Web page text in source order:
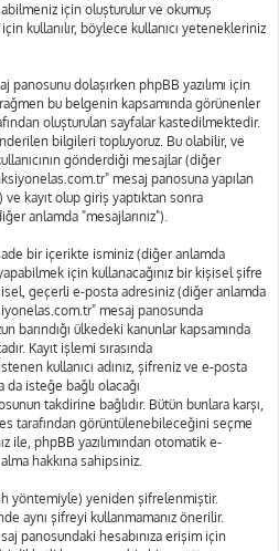
için oluşturulur ve okumuş
kullanılır, böylece kullanıcı yetenekleriniz
panosunu dolaşırken phpBB yazılımı için
bu belgenin kapsamında görünenler
oluşturulan sayfalar kastedilmektedir.
bilgileri topluyoruz. Bu olabilir, ve
gönderdiği mesajlar (diğer
mesaj panosuna yapılan
ve kayıt olup giriş yaptıktan sonra
anlamda "mesajlarınız").
sade bir içerikte isminiz (diğer anlamda
yapabilmek için kullanacağınız bir kişisel şifre
geçerli e-posta adresiniz (diğer anlamda
mesaj panosunda
barındığı ülkedeki kanunlar kapsamında
Kayıt işlemi sırasında
kullanıcı adınız, şifreniz ve e-posta
isteğe bağlı olacağı
takdirine bağlıdır. Bütün bunlara karşı,
tarafından görüntülenebileceğini seçme
ile, phpBB yazılımından otomatik e-
hakkına sahipsiniz.
yöntemiyle) yeniden şifrelenmiştir.
aynı şifreyi kullanmamanız önerilir.
panosundaki hesabınıza erişim için